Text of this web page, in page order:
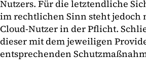
Nutzers. Für die letztendliche
im rechtlichen Sinn steht jedoch
Cloud-Nutzer in der Pflicht.
dieser mit dem jeweiligen
entsprechenden